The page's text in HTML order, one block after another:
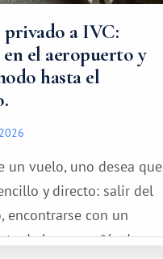
privado a IVC:
el aeropuerto y
hasta el
un vuelo, uno desea que
y directo: salir del
encontrarse con un
de la compañía de